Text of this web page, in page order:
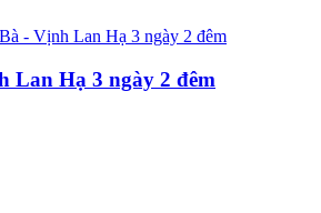
Lan Hạ 3 ngày 2 đêm